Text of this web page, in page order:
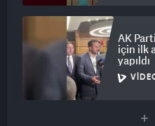
AK
için ilk
yapıldı